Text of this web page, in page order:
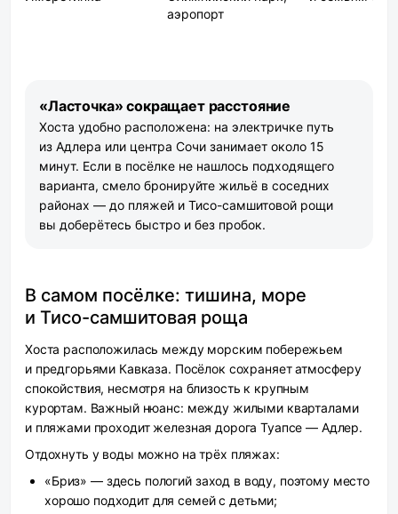
аэропорт
«Ласточка» сокращает расстояние
Хоста удобно расположена: на электричке путь
из Адлера или центра Сочи занимает около 15
минут. Если в посёлке не нашлось подходящего
варианта, смело бронируйте жильё в соседних
районах — до пляжей и Тисо-самшитовой рощи
вы доберётесь быстро и без пробок.
В самом посёлке: тишина, море
и Тисо-самшитовая роща
Хоста расположилась между морским побережьем
и предгорьями Кавказа. Посёлок сохраняет атмосферу
спокойствия, несмотря на близость к крупным
курортам. Важный нюанс: между жилыми кварталами
и пляжами проходит железная дорога Туапсе — Адлер.
Отдохнуть у воды можно на трёх пляжах:
«Бриз» — здесь пологий заход в воду, поэтому место
хорошо подходит для семей с детьми;